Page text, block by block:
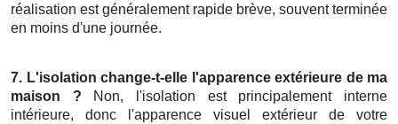
réalisation est généralement rapide brève, souvent terminée
en moins d'une journée.
7. L'isolation change-t-elle l'apparence extérieure de ma
maison ? Non, l'isolation est principalement interne
intérieure, donc l'apparence visuel extérieur de votre